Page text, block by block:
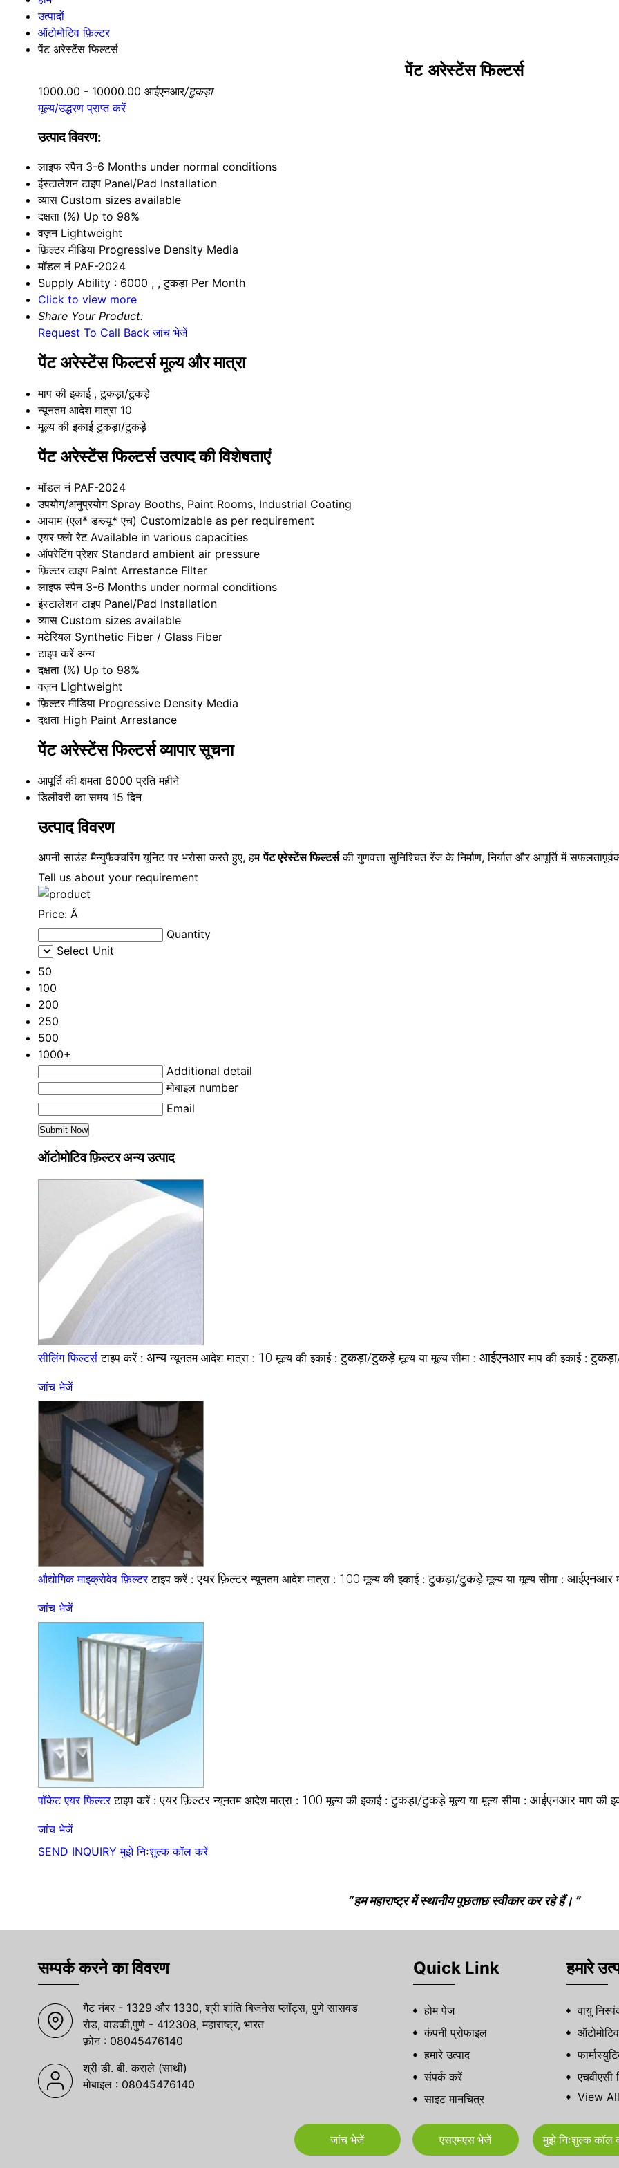
उत्पादों
ऑटोमोटिव फ़िल्टर
पेंट अरेस्टेंस फिल्टर्स
पेंट अरेस्टेंस फिल्टर्स
1000.00 - 10000.00 आईएनआर/टुकड़ा
मूल्य/उद्धरण प्राप्त करें
उत्पाद विवरण:
लाइफ स्पैन 3-6 Months under normal conditions
इंस्टालेशन टाइप Panel/Pad Installation
व्यास Custom sizes available
दक्षता (%) Up to 98%
वज़न Lightweight
फ़िल्टर मीडिया Progressive Density Media
मॉडल नं PAF-2024
Supply Ability : 6000 , , टुकड़ा Per Month
Click to view more
Share Your Product:
Request To Call Back जांच भेजें
पेंट अरेस्टेंस फिल्टर्स मूल्य और मात्रा
माप की इकाई , टुकड़ा/टुकड़े
न्यूनतम आदेश मात्रा 10
मूल्य की इकाई टुकड़ा/टुकड़े
पेंट अरेस्टेंस फिल्टर्स उत्पाद की विशेषताएं
मॉडल नं PAF-2024
उपयोग/अनुप्रयोग Spray Booths, Paint Rooms, Industrial Coating
आयाम (एल* डब्ल्यू* एच) Customizable as per requirement
एयर फ्लो रेट Available in various capacities
ऑपरेटिंग प्रेशर Standard ambient air pressure
फ़िल्टर टाइप Paint Arrestance Filter
लाइफ स्पैन 3-6 Months under normal conditions
इंस्टालेशन टाइप Panel/Pad Installation
व्यास Custom sizes available
मटेरियल Synthetic Fiber / Glass Fiber
टाइप करें अन्य
दक्षता (%) Up to 98%
वज़न Lightweight
फ़िल्टर मीडिया Progressive Density Media
दक्षता High Paint Arrestance
पेंट अरेस्टेंस फिल्टर्स व्यापार सूचना
आपूर्ति की क्षमता 6000 प्रति महीने
डिलीवरी का समय 15 दिन
उत्पाद विवरण
अपनी साउंड मैन्युफैक्चरिंग यूनिट पर भरोसा करते हुए, हमपेंट एरेस्टेंस फिल्टर्सकी गुणवत्ता सुनिश्चित रेंज के निर्माण, निर्यात और आपूर्ति में
Tell us about your requirement
Price: Â
Quantity
Select Unit
50
100
200
250
500
1000+
Additional detail
मोबाइल number
Email
ऑटोमोटिव फ़िल्टर अन्य उत्पाद
सीलिंग फिल्टर्स टाइप करें : अन्य न्यूनतम आदेश मात्रा : 10 मूल्य की इकाई :टुकड़ा/टुकड़े मूल्य या मूल्य सीमा : आईएनआर माप की इकाई :
जांच भेजें
औद्योगिक माइक्रोवेव फ़िल्टर टाइप करें :एयर फ़िल्टर न्यूनतम आदेश मात्रा : 100 मूल्य की इकाई :टुकड़ा/टुकड़े मूल्य या मूल्य सीमा : आईएनआर
जांच भेजें
पॉकेट एयर फिल्टर टाइप करें :एयर फ़िल्टर न्यूनतम आदेश मात्रा : 100 मूल्य की इकाई :टुकड़ा/टुकड़े मूल्य या मूल्य सीमा : आईएनआर माप की
जांच भेजें
SEND INQUIRY मुझे निःशुल्क कॉल करें
“हम महाराष्ट्र में स्थानीय पूछताछ स्वीकार कर रहे हैं। ”
सम्पर्क करने का विवरण
गैट नंबर - 1329 और 1330, श्री शांति बिजनेस प्लॉट्स, पुणे सासवड
रोड, वाडकी,पुणे - 412308, महाराष्ट्र, भारत
फ़ोन : 08045476140
श्री डी. बी. कराले (साथी)
मोबाइल : 08045476140
Quick Link
होम पेज
कंपनी प्रोफाइल
हमारे उत्पाद
संपर्क करें
साइट मानचित्र
हमारे
वायु
एचवीएसी
हेपा फ़िल्टर
डिमिस्टर
पैनल
View All
जांच भेजें एसएमएस भेजें मुझे निःशुल्क कॉल